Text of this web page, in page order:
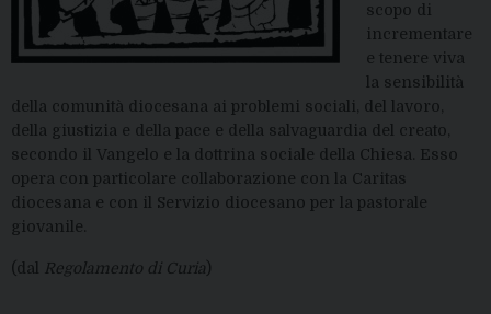
scopo di
incrementare
e tenere viva
la sensibilità
della comunità diocesana ai problemi sociali, del lavoro,
della giustizia e della pace e della salvaguardia del creato,
secondo il Vangelo e la dottrina sociale della Chiesa. Esso
opera con particolare collaborazione con la Caritas
diocesana e con il Servizio diocesano per la pastorale
giovanile.
(dal Regolamento di Curia)